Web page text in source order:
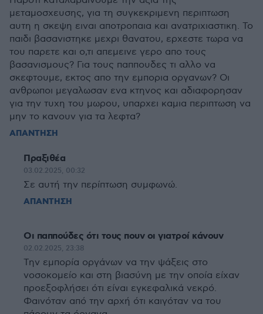
μεταμοσχευσης, για τη συγκεκριμενη περιπτωση
αυτη η σκεψη ειναι αποτροπαια και ανατριχιαστικη. Το
παιδι βασανιστηκε μεχρι θανατου, ερχεστε τωρα να
του παρετε και ο,τι απεμεινε γερο απο τους
βασανισμους? Για τους παππουδες τι αλλο να
σκεφτουμε, εκτος απο την εμπορια οργανων? Οι
ανθρωποι μεγαλωσαν ενα κτηνος και αδιαφορησαν
για την τυχη του μωρου, υπαρχει καμια περιπτωση να
μην το κανουν για τα λεφτα?
ΑΠΑΝΤΗΣΗ
Πραξιθέα
03.02.2025, 00:32
Σε αυτή την περίπτωση συμφωνώ.
ΑΠΑΝΤΗΣΗ
Οι παππούδες ότι τους πουν οι γιατροί κάνουν
02.02.2025, 23:38
Την εμπορία οργάνων να την ψάξεις στο
νοσοκομείο και στη βιασύνη με την οποία είχαν
προεξοφλήσει ότι είναι εγκεφαλικά νεκρό.
Φαινόταν από την αρχή ότι καιγόταν να του